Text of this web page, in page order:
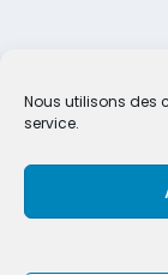
Nous utilisons des
service.